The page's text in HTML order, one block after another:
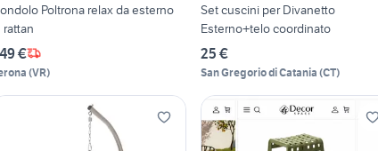
Poltrona relax da esterno
rattan
€
(VR)
Set cuscini per Divanetto
Esterno+telo coordinato
25 €
San Gregorio di Catania (CT)